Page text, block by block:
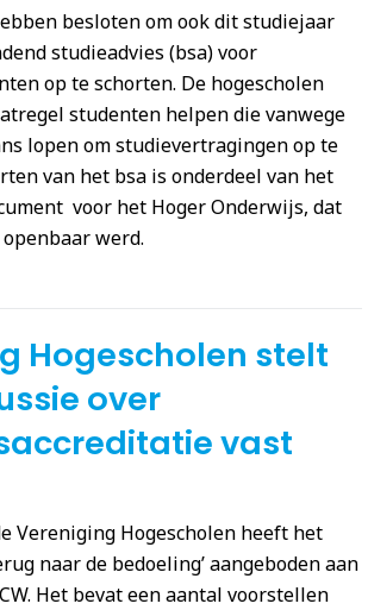
besloten om ook dit studiejaar
studieadvies (bsa) voor
op te schorten. De hogescholen
studenten helpen die vanwege
lopen om studievertragingen op te
van het bsa is onderdeel van het
voor het Hoger Onderwijs, dat
werd.
Hogescholen stelt
over
vast
Vereniging Hogescholen heeft het
naar de bedoeling’ aangeboden aan
Het bevat een aantal voorstellen